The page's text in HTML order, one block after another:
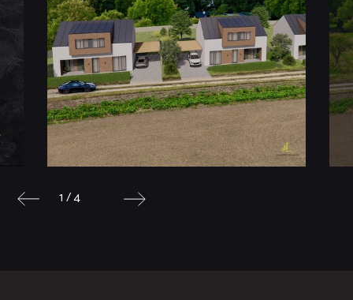
1 / 4